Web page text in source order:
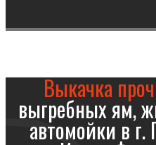
Выкачка
выгребных ям,
автомойки в